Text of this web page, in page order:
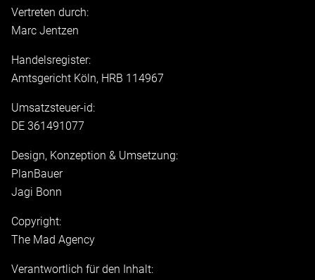
Vertreten durch:
Marc Jentzen
Handelsregister:
Amtsgericht Köln, HRB 114967
Umsatzsteuer-id:
DE 361491077
Design, Konzeption & Umsetzung:
PlanBauer
Jagi Bonn
Copyright:
The Mad Agency
Verantwortlich für den Inhalt: